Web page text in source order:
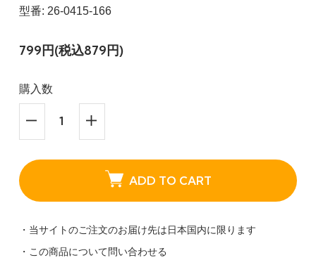
型番: 26-0415-166
799円(税込879円)
購入数
ADD TO CART
・当サイトのご注文のお届け先は日本国内に限ります
・この商品について問い合わせる